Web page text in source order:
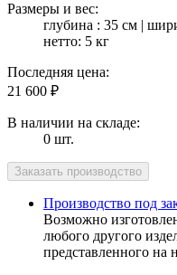
Размеры и вес:
глубина : 35 см |
нетто: 5 кг
Последняя цена:
21 600 ₽
В наличии на складе:
0 шт.
Производство под
Возможно
любого другого
представленного на